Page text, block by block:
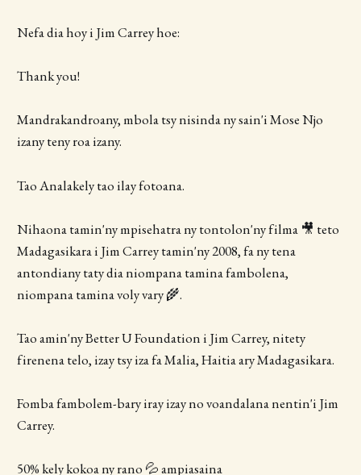
Nefa dia hoy i Jim Carrey hoe:
Thank you!
Mandrakandroany, mbola tsy nisinda ny sain'i Mose Njo
izany teny roa izany.
Tao Analakely tao ilay fotoana.
Nihaona tamin'ny mpisehatra ny tontolon'ny filma 🎥 teto
Madagasikara i Jim Carrey tamin'ny 2008, fa ny tena
antondiany taty dia niompana tamina fambolena,
niompana tamina voly vary 🌾.
Tao amin'ny Better U Foundation i Jim Carrey, nitety
firenena telo, izay tsy iza fa Malia, Haitia ary Madagasikara.
Fomba fambolem-bary iray izay no voandalana nentin'i Jim
Carrey.
50% kely kokoa ny rano 💦 ampiasaina